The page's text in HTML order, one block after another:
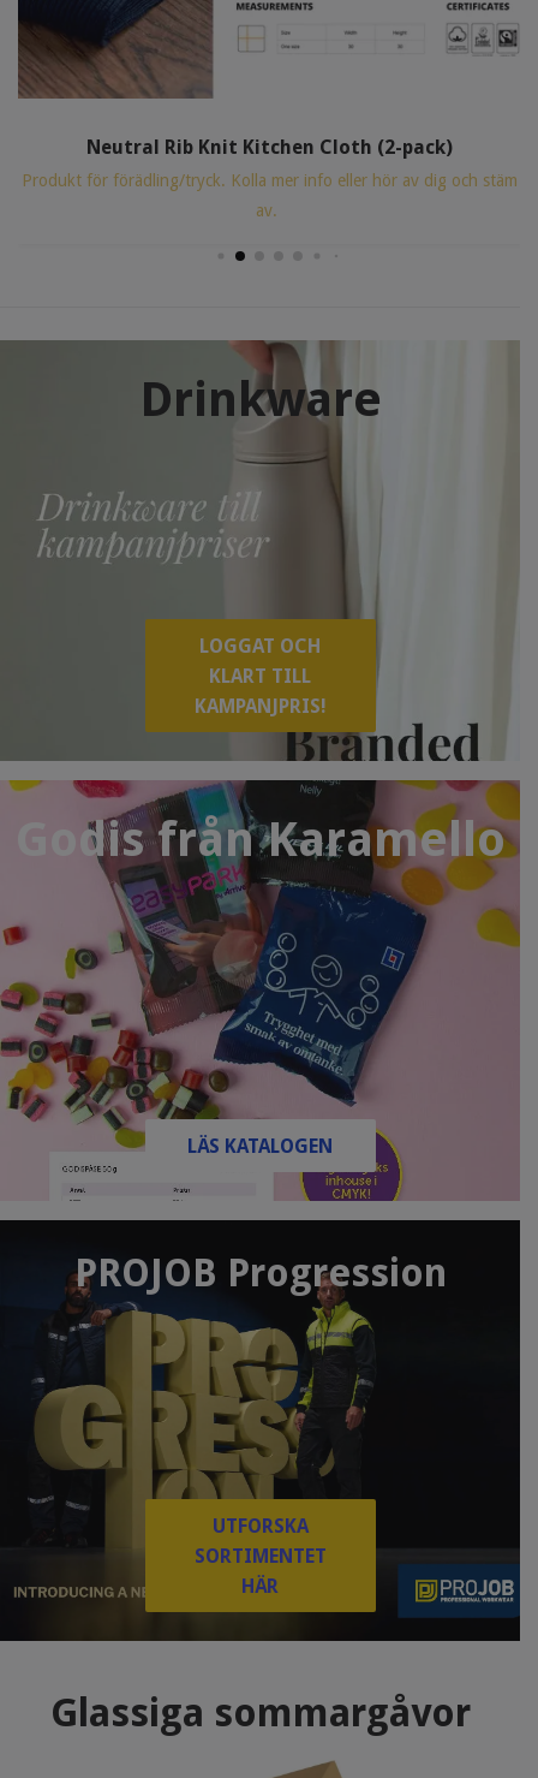
Drinkware
LOGGAT OCH
KLART TILL
KAMPANJPRIS!
Godis från Karamello
LÄS KATALOGEN
PROJOB Progression
UTFORSKA
SORTIMENTET
HÄR
Glassiga sommargåvor
Neutral Rib Knit Kitchen Cloth (2-pack)
Produkt för förädling/tryck. Kolla mer info eller hör av dig och stäm
av.